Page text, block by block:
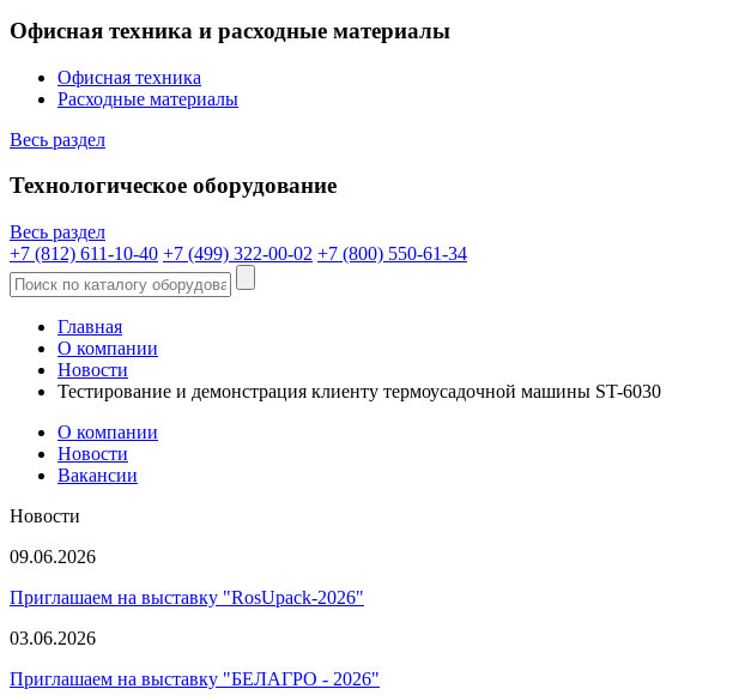
Офисная техника и расходные материалы
Офисная техника
Расходные материалы
Весь раздел
Технологическое оборудование
Весь раздел
+7 (812) 611-10-40 +7 (499) 322-00-02 +7 (800) 550-61-34
Главная
О компании
Новости
Тестирование и демонстрация клиенту термоусадочной машины ST-6030
О компании
Новости
Вакансии
Новости
09.06.2026
Приглашаем на выставку "RosUpack-2026"
03.06.2026
Приглашаем на выставку "БЕЛАГРО - 2026"